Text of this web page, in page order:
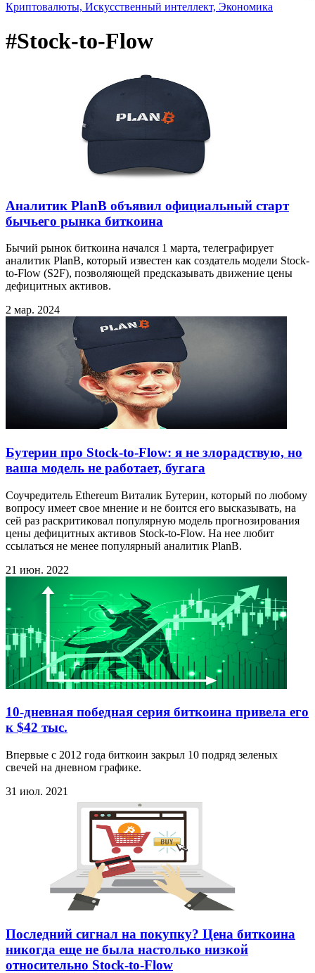
Криптовалюты, Искусственный интеллект, Экономика
#Stock-to-Flow
Аналитик PlanB объявил официальный старт
бычьего рынка биткоина
Бычий рынок биткоина начался 1 марта, телеграфирует
аналитик PlanB, который известен как создатель модели Stock-
to-Flow (S2F), позволяющей предсказывать движение цены
дефицитных активов.
2 мар. 2024
Бутерин про Stock-to-Flow: я не злорадствую, но
ваша модель не работает, бугага
Соучредитель Ethereum Виталик Бутерин, который по любому
вопросу имеет свое мнение и не боится его высказывать, на
сей раз раскритиковал популярную модель прогнозирования
цены дефицитных активов Stock-to-Flow. На нее любит
ссылаться не менее популярный аналитик PlanB.
21 июн. 2022
10-дневная победная серия биткоина привела его
к $42 тыс.
Впервые с 2012 года биткоин закрыл 10 подряд зеленых
свечей на дневном графике.
31 июл. 2021
Последний сигнал на покупку? Цена биткоина
никогда еще не была настолько низкой
относительно Stock-to-Flow